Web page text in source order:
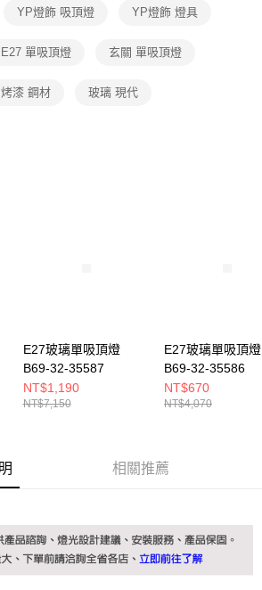
並確認金額後，即可完成結帳。
方式進行付款，方視為交易完成。
同意取消之訂單仍視為有效，需透過AFTEE先享
消欲退款等相關疑問，請聯繫「AFTEE先享後付
；若仍有額度不足之情形，本公司將視審查結果
或使用他人資訊註冊。若發現惡意使用之情形，
權停止該用戶之使用額度並採取法律行動。
YP燈飾 吸頂燈 YP燈飾 燈具
E27 單吸頂燈 玄關 單吸頂燈
烤漆 鋼材 玻璃 現代
E27玻璃單吸頂燈
B69-32-35587
NT$1,190
NT$7,150
E27玻璃單吸頂燈
B69-32-35586
NT$670
NT$4,070
相關推薦